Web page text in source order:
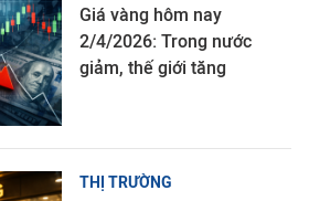
Giá vàng hôm nay
2/4/2026: Trong nước
giảm, thế giới tăng
THỊ TRƯỜNG